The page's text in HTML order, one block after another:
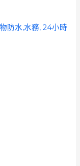
防水,水務, 24小時